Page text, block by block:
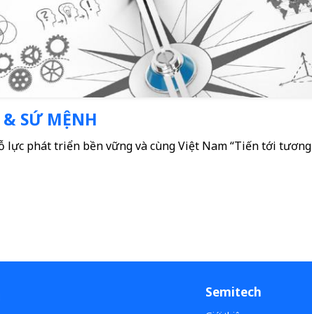
SỨ MỆNH
lực phát triển bền vững và cùng Việt Nam “Tiến tới tương
Semitech